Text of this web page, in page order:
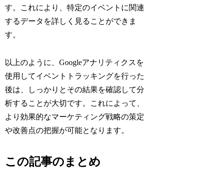
す。これにより、特定のイベントに関連
するデータを詳しく見ることができま
す。
以上のように、Googleアナリティクスを
使用してイベントトラッキングを行った
後は、しっかりとその結果を確認して分
析することが大切です。これによって、
より効果的なマーケティング戦略の策定
や改善点の把握が可能となります。
この記事のまとめ